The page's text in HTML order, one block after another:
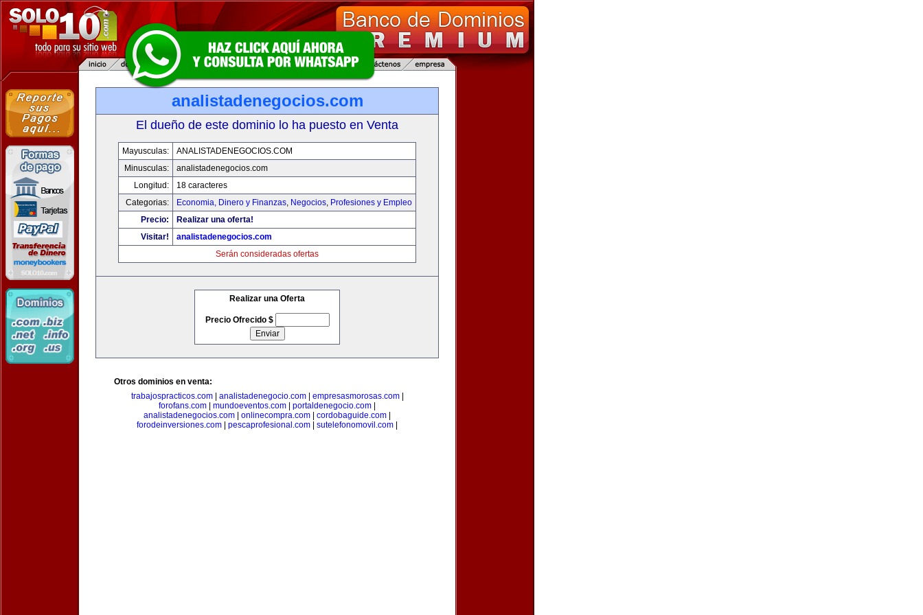
analistadenegocios.com
El dueño de este dominio lo ha puesto en Venta
Mayusculas:
ANALISTADENEGOCIOS.COM
Minusculas:
analistadenegocios.com
Longitud:
18 caracteres
Categorias:
Economia, Dinero y Finanzas, Negocios, Profesiones y Empleo
Precio:
Realizar una oferta!
Visitar!
analistadenegocios.com
Serán consideradas ofertas
Realizar una Oferta
Precio Ofrecido $
Otros dominios en venta:
trabajospracticos.com| analistadenegocio.com| empresasmorosas.com|
forofans.com
mundoeventos.com portaldenegocio.com
analistadenegocios.com
onlinecompra.com cordobaguide.com
forodeinversiones.com
pescaprofesional.com sutelefonomovil.com